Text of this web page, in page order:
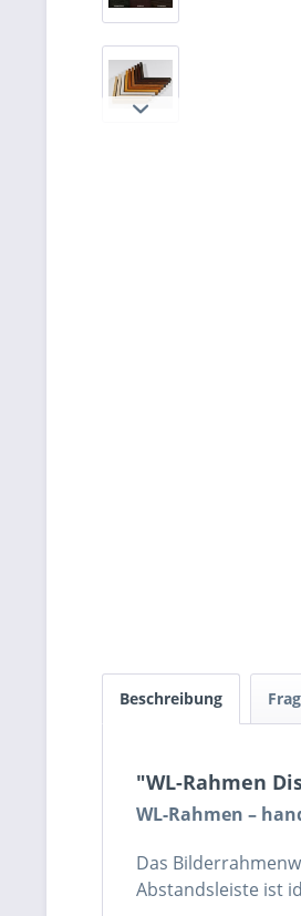
Beschreibung
"WL-Rahmen
WL-Rahmen –
Das
Abstandsleiste ist